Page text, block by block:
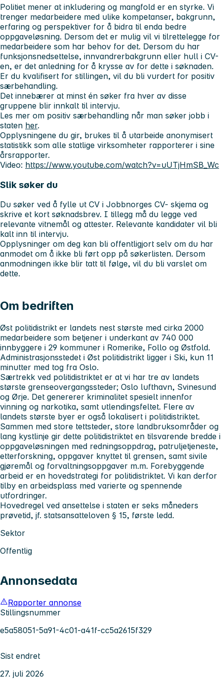
Politiet mener at inkludering og mangfold er en styrke. Vi
trenger medarbeidere med ulike kompetanser, bakgrunn,
erfaring og perspektiver for å bidra til enda bedre
oppgaveløsning. Dersom det er mulig vil vi tilrettelegge for
medarbeidere som har behov for det. Dersom du har
funksjonsnedsettelse, innvandrerbakgrunn eller hull i CV-
en, er det anledning for å krysse av for dette i søknaden.
Er du kvalifisert for stillingen, vil du bli vurdert for positiv
særbehandling.
Det innebærer at minst én søker fra hver av disse
gruppene blir innkalt til intervju.
Les mer om positiv særbehandling når man søker jobb i
staten her.
Opplysningene du gir, brukes til å utarbeide anonymisert
statistikk som alle statlige virksomheter rapporterer i sine
årsrapporter.
Video: https://www.youtube.com/watch?v=uUTjHmSB_Wc
Slik søker du
Du søker ved å fylle ut CV i Jobbnorges CV- skjema og
skrive et kort søknadsbrev. I tillegg må du legge ved
relevante vitnemål og attester. Relevante kandidater vil bli
kalt inn til intervju.
Opplysninger om deg kan bli offentligjort selv om du har
anmodet om å ikke bli ført opp på søkerlisten. Dersom
anmodningen ikke blir tatt til følge, vil du bli varslet om
dette.
Om bedriften
Øst politidistrikt er landets nest største med cirka 2000
medarbeidere som betjener i underkant av 740 000
innbyggere i 29 kommuner i Romerike, Follo og Østfold.
Administrasjonsstedet i Øst politidistrikt ligger i Ski, kun 11
minutter med tog fra Oslo.
Særtrekk ved politidistriktet er at vi har tre av landets
største grenseovergangssteder; Oslo lufthavn, Svinesund
og Ørje. Det genererer kriminalitet spesielt innenfor
vinning og narkotika, samt utlendingsfeltet. Flere av
landets største byer er også lokalisert i politidistriktet.
Sammen med store tettsteder, store landbruksområder og
lang kystlinje gir dette politidistriktet en tilsvarende bredde i
oppgaveløsningen med redningsoppdrag, patruljetjeneste,
etterforskning, oppgaver knyttet til grensen, samt sivile
gjøremål og forvaltningsoppgaver m.m. Forebyggende
arbeid er en hovedstrategi for politidistriktet. Vi kan derfor
tilby en arbeidsplass med varierte og spennende
utfordringer.
Hovedregel ved ansettelse i staten er seks måneders
prøvetid, jf. statsansatteloven § 15, første ledd.
Sektor
Offentlig
Annonsedata
Rapporter annonse
Stillingsnummer
e5a58051-5a91-4c01-a41f-cc5a2615f329
Sist endret
27. juli 2026